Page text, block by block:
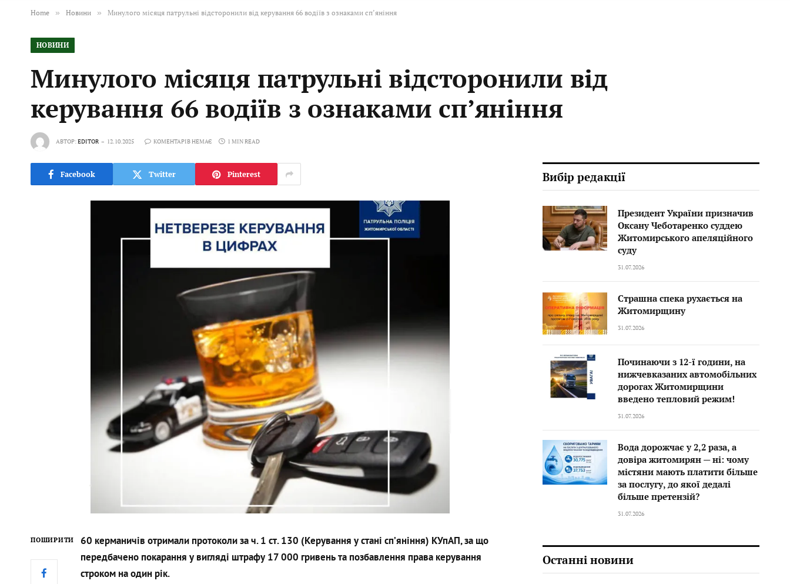
Home » Новини » Минулого місяця патрульні відсторонили від керування 66 водіїв з ознаками сп’яніння
НОВИНИ
Минулого місяця патрульні відсторонили від
керування 66 водіїв з ознаками сп’яніння
АВТОР:EDITOR 12.10.2025 КОМЕНТАРІВ НЕМАЄ 1 MIN READ
Facebook Twitter Pinterest
ПОШИРИТИ
60 керманичів отримали протоколи за ч. 1 ст. 130 (Керування у стані сп’яніння) КУпАП, за що
передбачено покарання у вигляді штрафу 17 000 гривень та позбавлення права керування
строком на один рік.
Вибір редакції
Президент України призначив
Оксану Чеботаренко суддею
Житомирського апеляційного
суду
31.07.2026
Страшна спека рухається на
Житомирщину
31.07.2026
Починаючи з 12-ї години, на
нижчевказаних автомобільних
дорогах Житомирщини
введено тепловий режим!
31.07.2026
Вода дорожчає у 2,2 раза, а
довіра житомирян — ні: чому
містяни мають платити більше
за послугу, до якої дедалі
більше претензій?
31.07.2026
Останні новини